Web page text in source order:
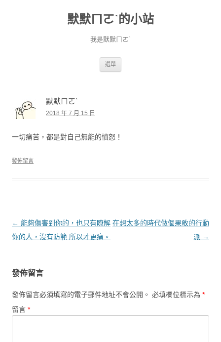
默默ㄇㄛˋ的小站
我是默默ㄇㄛˋ
選單
默默ㄇㄛˋ
2018 年 7 月 15 日
一切痛苦，都是對自己無能的憤怒！
發佈留言
文章導覽
← 能夠傷害到你的，也只有瞭解
你的人，沒有防範 所以才更痛。
在想太多的時代做個果敢的行動
派 →
發佈留言
發佈留言必須填寫的電子郵件地址不會公開。 必填欄位標示為 *
留言 *